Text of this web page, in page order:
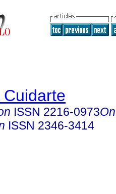
ISSN 2216-0973
ISSN 2346-3414